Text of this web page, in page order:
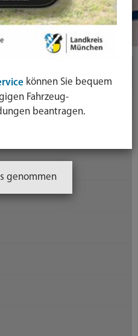
können Sie bequem
Fahrzeug-
beantragen.
genommen